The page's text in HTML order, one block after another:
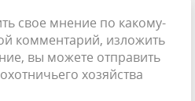
свое мнение по какому-
комментарий, изложить
вы можете отправить
хозяйства